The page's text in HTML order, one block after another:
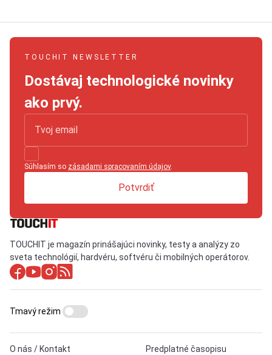
TOUCHIT NEWSLETTER
Dostávaj technologické novinky
ako prvý.
Súhlasím so zásadami spracovaním údajov.
Potvrdiť
TOUCHIT je magazín prinášajúci novinky, testy a analýzy zo
sveta technológií, hardvéru, softvéru či mobilných operátorov.
O nás / Kontakt Predplatné časopisu
Tmavý režim